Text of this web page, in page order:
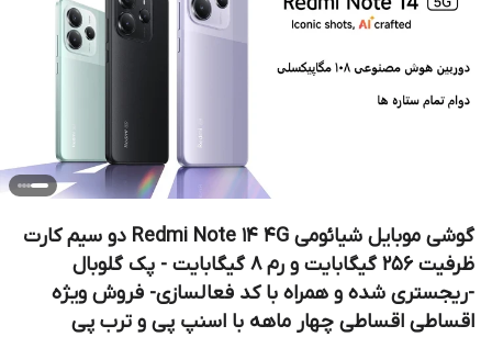
گوشی موبایل شیائومی Redmi Note 14 4G دو سیم کارت
ظرفیت 256 گیگابایت و رم 8 گیگابایت - پک گلوبال
-ریجستری شده و همراه با کد فعالسازی- فروش ویژه
اقساطی اقساطی چهار ماهه با اسنپ پی و ترب پی